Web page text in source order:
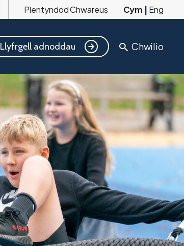
Plentyndod Chwareus Cym | Eng
Llyfrgell adnoddau Chwilio